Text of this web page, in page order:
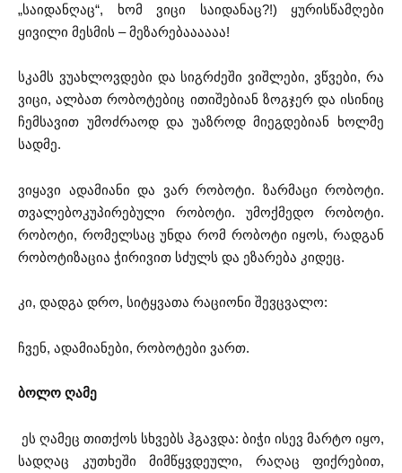
„საიდანღაც“, ხომ ვიცი საიდანაც?!) ყურისწამღები
ყივილი მესმის – მეზარებაააააა!
სკამს ვუახლოვდები და სიგრძეში ვიშლები, ვწვები, რა
ვიცი, ალბათ რობოტებიც ითიშებიან ზოგჯერ და ისინიც
ჩემსავით უმოძრაოდ და უაზროდ მიეგდებიან ხოლმე
სადმე.
ვიყავი ადამიანი და ვარ რობოტი. ზარმაცი რობოტი.
თვალებოკუპირებული რობოტი. უმოქმედო რობოტი.
რობოტი, რომელსაც უნდა რომ რობოტი იყოს, რადგან
რობოტიზაცია ჭირივით სძულს და ეზარება კიდეც.
კი, დადგა დრო, სიტყვათა რაციონი შევცვალო:
ჩვენ, ადამიანები, რობოტები ვართ.
ბოლო ღამე
ეს ღამეც თითქოს სხვებს ჰგავდა: ბიჭი ისევ მარტო იყო,
სადღაც კუთხეში მიმწყვდეული, რაღაც ფიქრებით,